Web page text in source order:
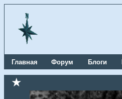
Главная Форум Блоги
★